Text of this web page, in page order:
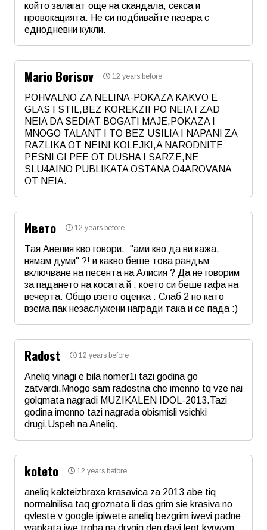
който залагат още на скандала, секса и
провокацията. Не си подбивайте пазара с
еднодневни кукли.
Коментар*
Mario Borisov 12 years before
POHVALNO ZA NELINA-POKAZA KAKVO E
GLAS I STIL,BEZ KOREKZII PO NEIA I ZAD
NEIA DA SEDIAT BOGATI MAJE,POKAZA I
MNOGO TALANT I TO BEZ USILIA I NAPANI ZA
RAZLIKA OT NEINI KOLEJKI,A NARODNITE
PESNI GI PEE OT DUSHA I SARZE,NE
SLU4AINO PUBLIKATA OSTANA O4AROVANA
OT NEIA.
Коментар*
Ивето 12 years before
Тая Анелия кво говори.: "ами кво да ви кажа,
нямам думи" ?! и какво беше това рандъм
включване на песента на Алисия ? Да не говорим
за падането на косата й , което си беше гафа на
вечерта. Общо взето оценка : Слаб 2 но като
взема пак незаслужени награди така и се пада :)
Коментар*
Radost 12 years before
Aneliq vinagi e bila nomer1i tazi godina go
zatvardi.Mnogo sam radostna che imenno tq vze nai
golqmata nagradi MUZIKALEN IDOL-2013.Tazi
godina imenno tazi nagrada obismisli vsichki
drugi.Uspeh na Aneliq.
Коментар*
koteto 12 years before
aneliq kakteizbraxa krasavica za 2013 abe tiq
normalnilisa taq groznata li das grim sie krasiva no
qvleste v google ipiwete aneliq bezgrim iwevi padne